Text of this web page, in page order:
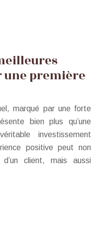
une première
marqué par une forte
bien plus qu’une
investissement
positive peut non
client, mais aussi